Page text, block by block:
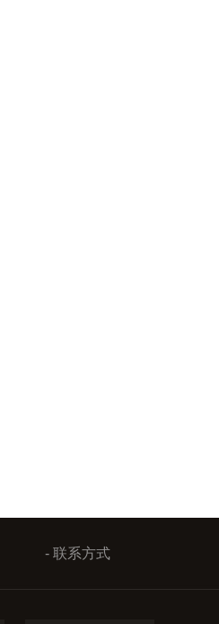
- 联系方式